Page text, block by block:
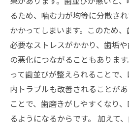
るため、噛む力が均等に分散さ
かかってしまいます。このため
必要なストレスがかかり、歯垢
の悪化につながることもありま
って歯並びが整えられることで
内トラブルも改善されることが
ことで、歯磨きがしやすくなり
るようになるからです。 加えて